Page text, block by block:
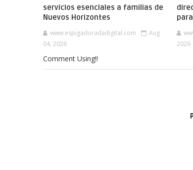
servicios esenciales a familias de
Nuevos Horizontes
www.espigadoradadigital.com
Aug
04, 2026
2026
Comment Using!!